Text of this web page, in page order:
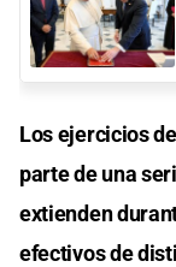
Los ejercicios
parte de una
extienden
efectivos de